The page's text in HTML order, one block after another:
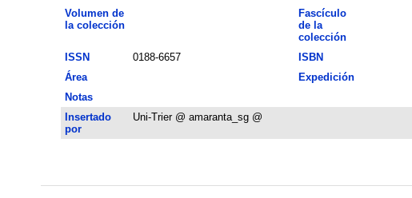
Volumen de
la colección
Fascículo
de la
colección
ISSN 0188-6657 ISBN
Área
Expedición
Notas
Insertado
por
Uni-Trier @ amaranta_sg @